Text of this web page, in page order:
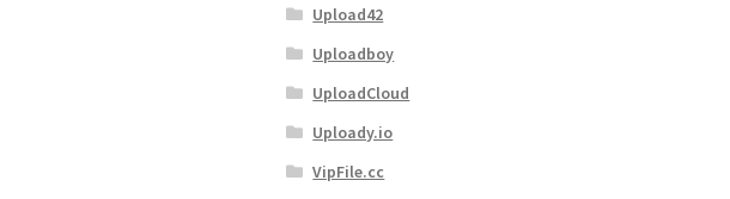
Upload42
Uploadboy
UploadCloud
Uploady.io
VipFile.cc